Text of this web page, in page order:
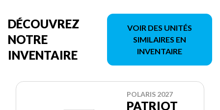
DÉCOUVREZ
NOTRE
INVENTAIRE
VOIR DES UNITÉS
SIMILAIRES EN
INVENTAIRE
POLARIS 2027
PATRIOT